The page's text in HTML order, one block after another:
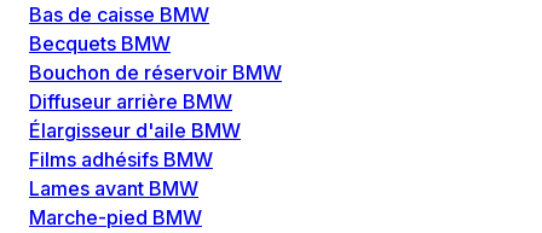
Bas de caisse BMW
Becquets BMW
Bouchon de réservoir BMW
Diffuseur arrière BMW
Élargisseur d'aile BMW
Films adhésifs BMW
Lames avant BMW
Marche-pied BMW